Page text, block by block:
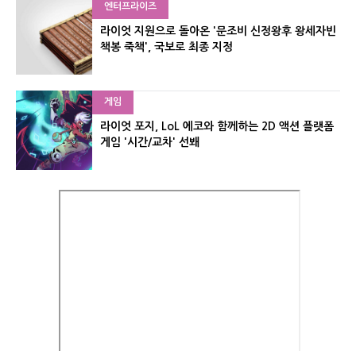
엔터프라이즈
라이엇 지원으로 돌아온 '문조비 신정왕후 왕세자빈
책봉 죽책', 국보로 최종 지정
게임
라이엇 포지, LoL 에코와 함께하는 2D 액션 플랫폼
게임 '시간/교차' 선봬